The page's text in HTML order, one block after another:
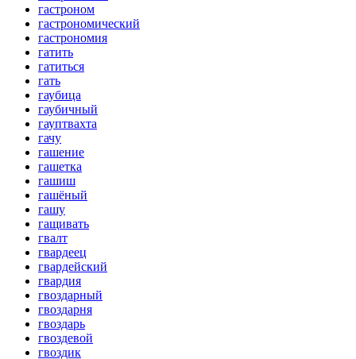
гастроном
гастрономический
гастрономия
гатить
гатиться
гать
гаубица
гаубичный
гауптвахта
гачу
гашение
гашетка
гашиш
гашёный
гашу
гащивать
гвалт
гвардеец
гвардейский
гвардия
гвоздарный
гвоздарня
гвоздарь
гвоздевой
гвоздик